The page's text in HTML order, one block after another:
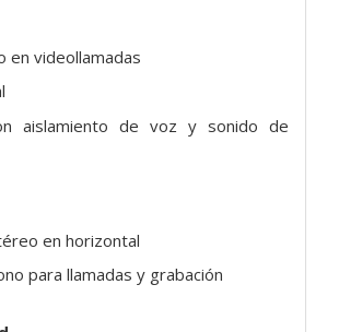
en videollamadas
aislamiento de voz y sonido de
en horizontal
para llamadas y grabación